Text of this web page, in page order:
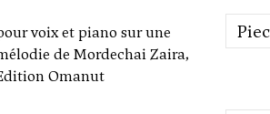
voix et piano sur une
de Mordechai Zaira,
Omanut